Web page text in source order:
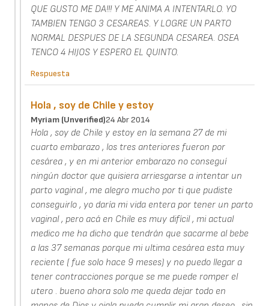
QUE GUSTO ME DA!!! Y ME ANIMA A INTENTARLO. YO
TAMBIEN TENGO 3 CESAREAS. Y LOGRE UN PARTO
NORMAL DESPUES DE LA SEGUNDA CESAREA. OSEA
TENCO 4 HIJOS Y ESPERO EL QUINTO.
Respuesta
Hola , soy de Chile y estoy
Myriam (unverified)24 Abr 2014
Hola , soy de Chile y estoy en la semana 27 de mi
cuarto embarazo , los tres anteriores fueron por
cesárea , y en mi anterior embarazo no conseguí
ningún doctor que quisiera arriesgarse a intentar un
parto vaginal , me alegro mucho por ti que pudiste
conseguirlo , yo daría mi vida entera por tener un parto
vaginal , pero acá en Chile es muy difícil , mi actual
medico me ha dicho que tendrán que sacarme al bebe
a las 37 semanas porque mi ultima cesárea esta muy
reciente ( fue solo hace 9 meses) y no puedo llegar a
tener contracciones porque se me puede romper el
utero . bueno ahora solo me queda dejar todo en